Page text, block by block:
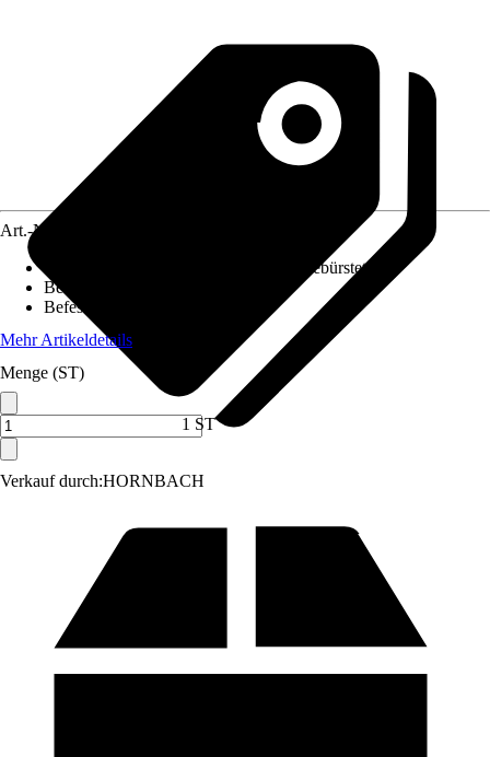
Verkauf durch:HORNBACH
Art.-Nr.
Gebürstet
Beiliegende Befestigung
Befestigungsmöglichkeit
Mehr Artikeldetails
Menge (ST)
1 ST